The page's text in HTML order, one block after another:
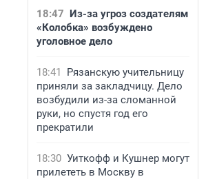
18:47 Из-за угроз создателям
«Колобка» возбуждено
уголовное дело
18:41
Рязанскую учительницу
приняли за закладчицу. Дело
возбудили из-за сломанной
руки, но спустя год его
прекратили
18:30 Уиткофф и Кушнер могут
прилететь в Москву в